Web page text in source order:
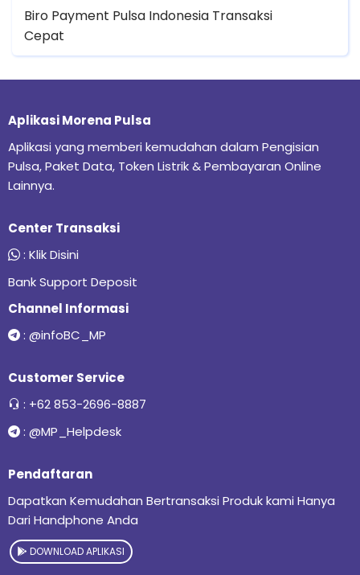
Biro Payment Pulsa Indonesia Transaksi
Cepat
Aplikasi Morena Pulsa
Aplikasi yang memberi kemudahan dalam Pengisian
Pulsa, Paket Data, Token Listrik & Pembayaran Online
Lainnya.
Center Transaksi
: Klik Disini
Bank Support Deposit
Channel Informasi
: @infoBC_MP
Customer Service
: +62 853-2696-8887
: @MP_Helpdesk
Pendaftaran
Dapatkan Kemudahan Bertransaksi Produk kami Hanya
Dari Handphone Anda
DOWNLOAD APLIKASI